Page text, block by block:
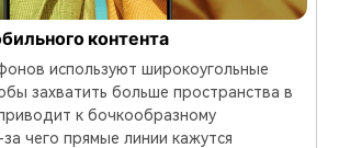
контента
используют широкоугольные
захватить больше пространства в
к бочкообразному
чего прямые линии кажутся